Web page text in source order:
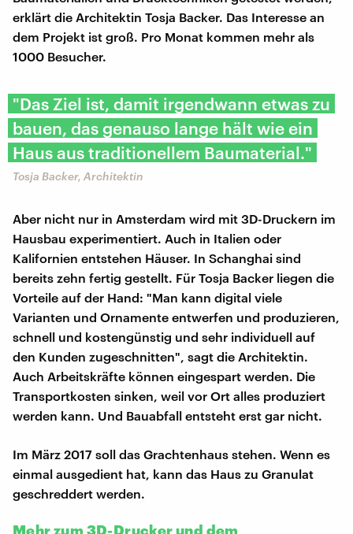
erklärt die Architektin Tosja Backer. Das Interesse an
dem Projekt ist groß. Pro Monat kommen mehr als
1000 Besucher.
"Das Ziel ist, damit irgendwann etwas zu
bauen, das genauso lange hält wie ein
Haus aus traditionellem Baumaterial."
Tosja Backer, Architektin
Aber nicht nur in Amsterdam wird mit 3D-Druckern im
Hausbau experimentiert. Auch in Italien oder
Kalifornien entstehen Häuser. In Schanghai sind
bereits zehn fertig gestellt. Für Tosja Backer liegen die
Vorteile auf der Hand: "Man kann digital viele
Varianten und Ornamente entwerfen und produzieren,
schnell und kostengünstig und sehr individuell auf
den Kunden zugeschnitten", sagt die Architektin.
Auch Arbeitskräfte können eingespart werden. Die
Transportkosten sinken, weil vor Ort alles produziert
werden kann. Und Bauabfall entsteht erst gar nicht.
Im März 2017 soll das Grachtenhaus stehen. Wenn es
einmal ausgedient hat, kann das Haus zu Granulat
geschreddert werden.
Mehr zum 3D-Drucker und dem